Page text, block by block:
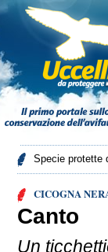
Specie protette
CICOGNA
Canto
Un